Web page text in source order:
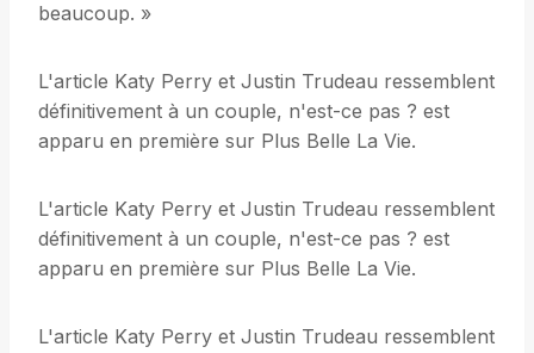
beaucoup. »
L'article Katy Perry et Justin Trudeau ressemblent
définitivement à un couple, n'est-ce pas ? est
apparu en première sur Plus Belle La Vie.
L'article Katy Perry et Justin Trudeau ressemblent
définitivement à un couple, n'est-ce pas ? est
apparu en première sur Plus Belle La Vie.
L'article Katy Perry et Justin Trudeau ressemblent